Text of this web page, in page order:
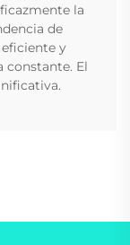
la
de
eficiente y
constante. El